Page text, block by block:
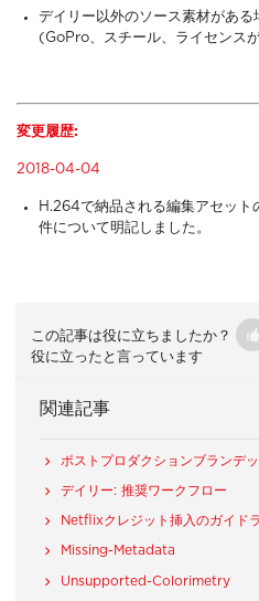
デイリー以外のソース素材があ
(GoPro、スチール、ライセンス
変更履歴:
2018-04-04
H.264で納品される編集アセッ
件について明記しました。
この記事は役に立ちましたか？
役に立ったと言っています
関連記事
ポストプロダクションブランデ
デイリー: 推奨ワークフロー
Netflixクレジット挿入のガイド
Missing-Metadata
Unsupported-Colorimetry